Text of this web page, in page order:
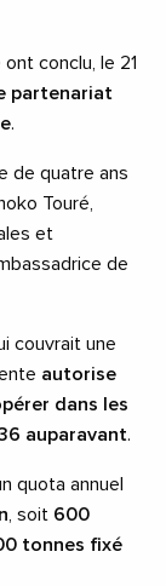
conclu, le 21
partenariat
.
de quatre ans
Touré,
et
de
couvrait une
autorise
dans les
auparavant.
quota annuel
, soit 600
tonnes fixé